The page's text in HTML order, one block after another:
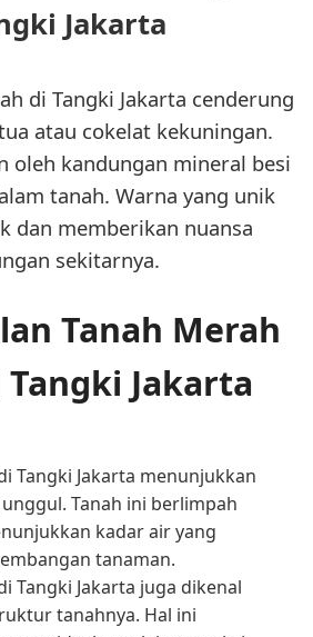
Jakarta
di Tangki Jakarta cenderung
atau cokelat kekuningan.
oleh kandungan mineral besi
tanah. Warna yang unik
dan memberikan nuansa
sekitarnya.
Tanah Merah
Jakarta
Tangki Jakarta menunjukkan
Tanah ini berlimpah
kadar air yang
tanaman.
Tangki Jakarta juga dikenal
tanahnya. Hal ini